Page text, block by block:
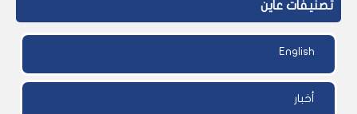
تصنيفات عاين
English
أخبار